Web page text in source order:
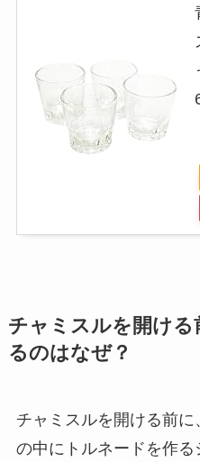
チャミスルを開け
るのはなぜ？
チャミスルを開ける前
の中にトルネードを作